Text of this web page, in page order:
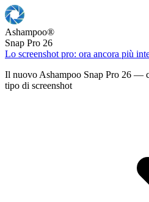
Ashampoo®
Snap Pro 26
Lo screenshot pro: ora ancora più
Il nuovo Ashampoo Snap Pro 26 —
tipo di screenshot